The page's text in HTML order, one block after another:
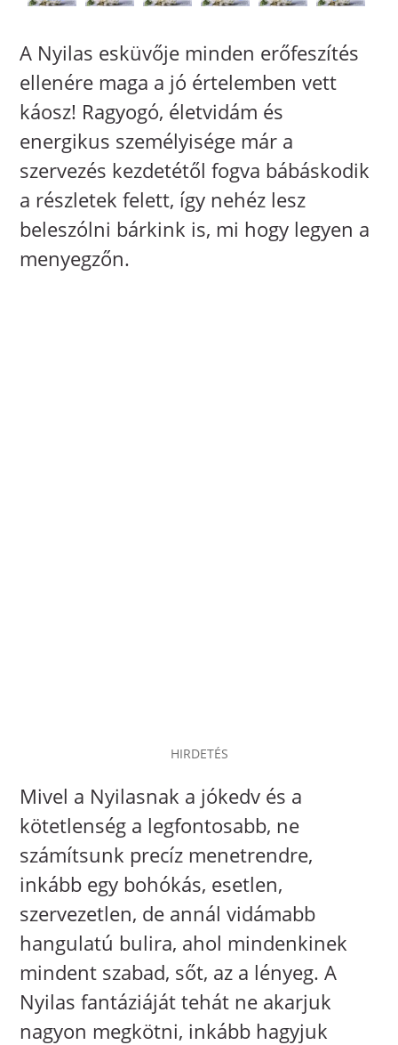
A Nyilas esküvője minden erőfeszítés
ellenére maga a jó értelemben vett
káosz! Ragyogó, életvidám és
energikus személyisége már a
szervezés kezdetétől fogva bábáskodik
a részletek felett, így nehéz lesz
beleszólni bárkink is, mi hogy legyen a
menyegzőn.
HIRDETÉS
Mivel a Nyilasnak a jókedv és a
kötetlenség a legfontosabb, ne
számítsunk precíz menetrendre,
inkább egy bohókás, esetlen,
szervezetlen, de annál vidámabb
hangulatú bulira, ahol mindenkinek
mindent szabad, sőt, az a lényeg. A
Nyilas fantáziáját tehát ne akarjuk
nagyon megkötni, inkább hagyjuk